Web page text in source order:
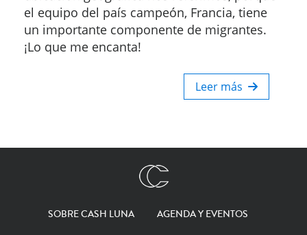
el equipo del país campeón, Francia, tiene
un importante componente de migrantes.
¡Lo que me encanta!
Leer más
SOBRE CASH LUNA AGENDA Y EVENTOS